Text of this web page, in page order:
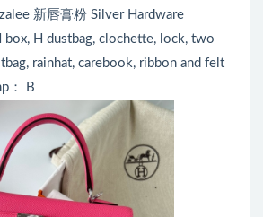
新唇膏粉 Silver Hardware
box, H dustbag, clochette, lock, two
rainhat, carebook, ribbon and felt
： B